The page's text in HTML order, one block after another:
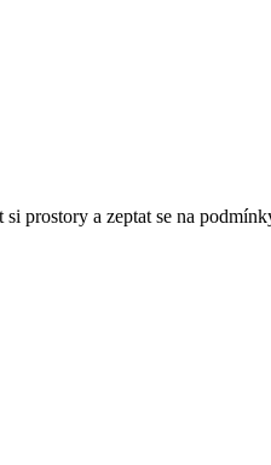
prostory a zeptat se na